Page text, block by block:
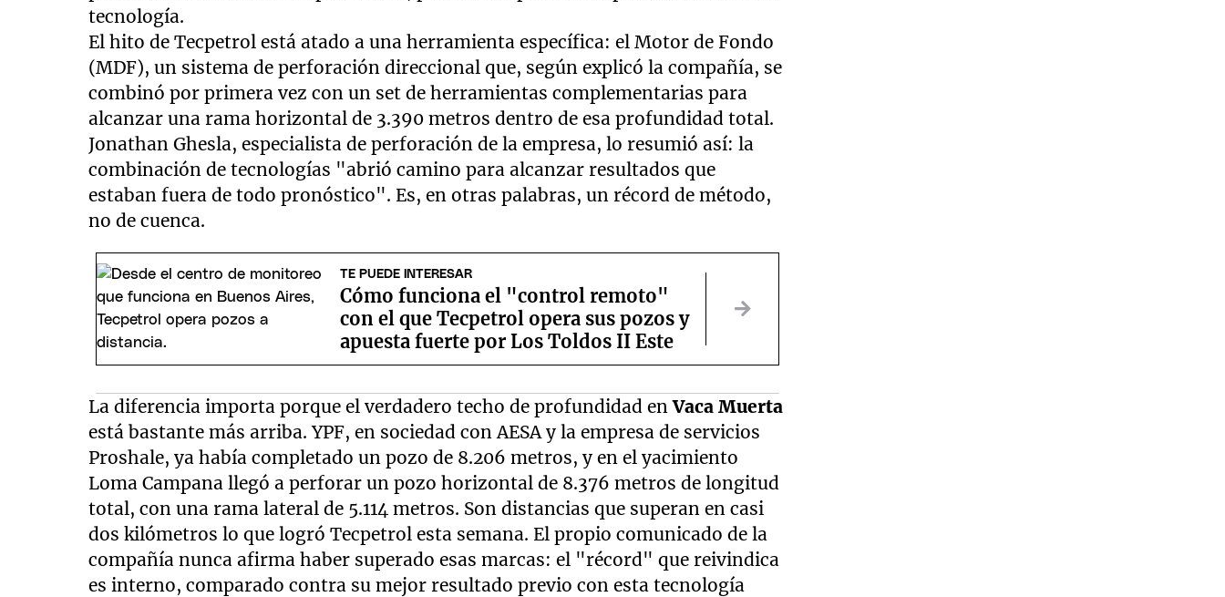
tecnología.
El hito de Tecpetrol está atado a una herramienta específica: el Motor de Fondo
(MDF), un sistema de perforación direccional que, según explicó la compañía, se
combinó por primera vez con un set de herramientas complementarias para
alcanzar una rama horizontal de 3.390 metros dentro de esa profundidad total.
Jonathan Ghesla, especialista de perforación de la empresa, lo resumió así: la
combinación de tecnologías "abrió camino para alcanzar resultados que
estaban fuera de todo pronóstico". Es, en otras palabras, un récord de método,
no de cuenca.
TE PUEDE INTERESAR
Cómo funciona el "control remoto"
con el que Tecpetrol opera sus pozos y
apuesta fuerte por Los Toldos II Este
La diferencia importa porque el verdadero techo de profundidad enVaca Muerta
está bastante más arriba. YPF, en sociedad con AESA y la empresa de servicios
Proshale, ya había completado un pozo de 8.206 metros, y en el yacimiento
Loma Campana llegó a perforar un pozo horizontal de 8.376 metros de longitud
total, con una rama lateral de 5.114 metros. Son distancias que superan en casi
dos kilómetros lo que logró Tecpetrol esta semana. El propio comunicado de la
compañía nunca afirma haber superado esas marcas: el "récord" que reivindica
es interno, comparado contra su mejor resultado previo con esta tecnología